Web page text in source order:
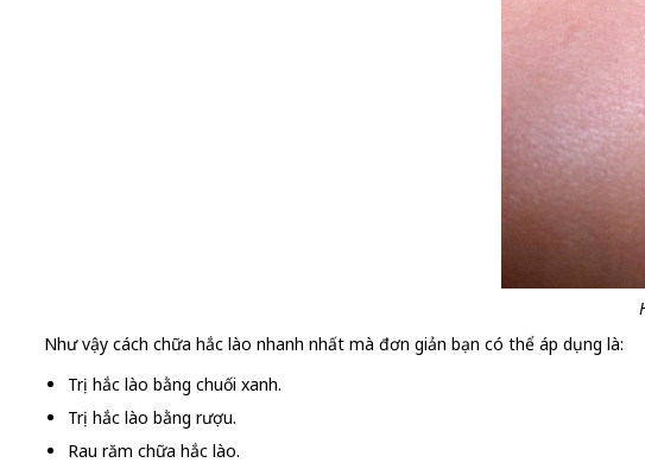
Như vậy cách chữa hắc lào nhanh nhất mà đơn giản bạn có thể áp dụng là:
Trị hắc lào bằng chuối xanh.
Trị hắc lào bằng rượu.
Rau răm chữa hắc lào.